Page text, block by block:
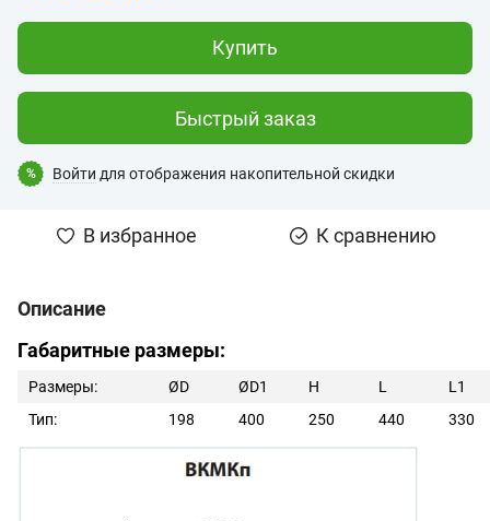
Купить
Быстрый заказ
% Войти для отображения накопительной скидки
В избранное К сравнению
Описание
Габаритные размеры:
Размеры: ØD ØD1 Н L
L1
Тип:
198 400 250 440 330